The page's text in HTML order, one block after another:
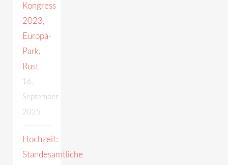
Kongress
2023,
Europa-
Park,
Rust
16.
September
2025
Hochzeit:
Standesamtliche